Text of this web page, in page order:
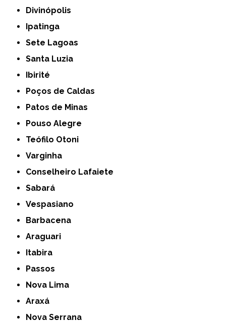
Divinópolis
Ipatinga
Sete Lagoas
Santa Luzia
Ibirité
Poços de Caldas
Patos de Minas
Pouso Alegre
Teófilo Otoni
Varginha
Conselheiro Lafaiete
Sabará
Vespasiano
Barbacena
Araguari
Itabira
Passos
Nova Lima
Araxá
Nova Serrana